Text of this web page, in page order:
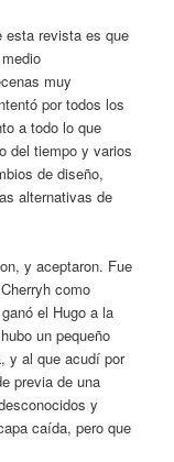
esta revista es que
muy
por todos los
a todo lo que
del tiempo y varios
de diseño,
alternativas de
y aceptaron. Fue
como
el Hugo a la
un pequeño
y al que acudí por
previa de una
y
caída, pero que